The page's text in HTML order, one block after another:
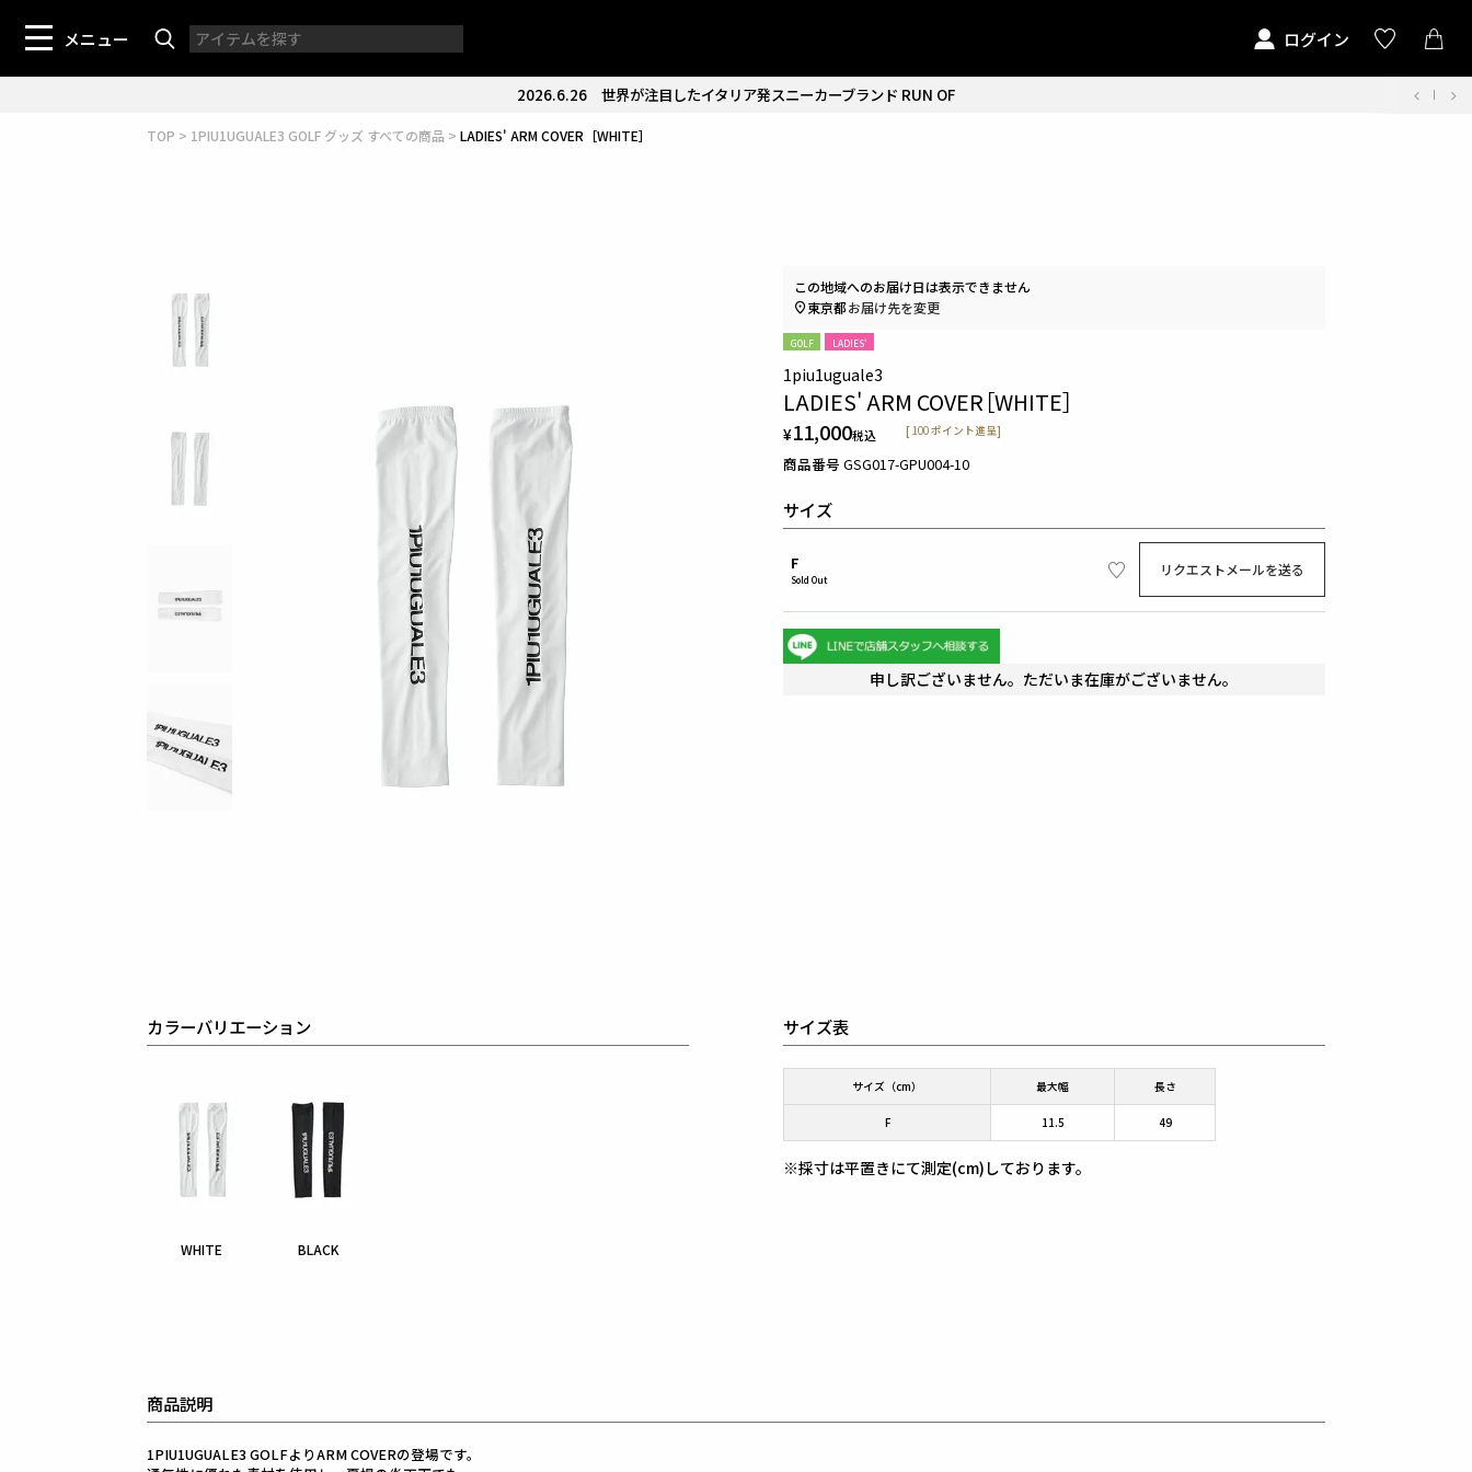
メニュー ログイン
2026.6.26世界が注目したイタリア発スニーカーブランド RUN OF
TOP 1PIU1UGUALE3 GOLF グッズ すべての商品 LADIES' ARM COVER［WHITE］
GOLF LADIES'
1piu1uguale3
LADIES' ARM COVER［WHITE］
¥11,000税込 [ 100ポイント進呈]
商品番号 GSG017-GPU004-10
サイズ
F
Sold Out
リクエストメールを送る
この地域へのお届け日は表示できません
東京都お届け先を変更
申し訳ございません。ただいま在庫がございません。
カラーバリエーション
WHITE BLACK
サイズ表
サイズ（cm） 最大幅 長さ
F 11.5 49
※採寸は平置きにて測定(cm)しております。
商品説明
1PIU1UGUALE3 GOLFよりARM COVERの登場です。